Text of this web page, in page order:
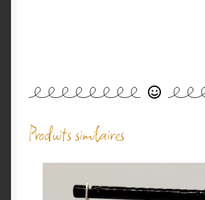
Produits similaires